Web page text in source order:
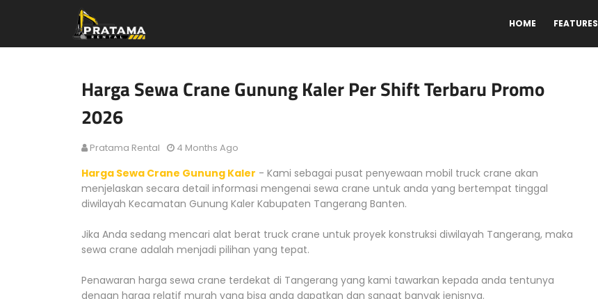
HOME FEATURES
Harga Sewa Crane Gunung Kaler Per Shift Terbaru Promo
2026
Pratama Rental 4 Months Ago
Harga Sewa Crane Gunung Kaler - Kami sebagai pusat penyewaan mobil truck crane akan
menjelaskan secara detail informasi mengenai sewa crane untuk anda yang bertempat tinggal
diwilayah Kecamatan Gunung Kaler Kabupaten Tangerang Banten.
Jika Anda sedang mencari alat berat truck crane untuk proyek konstruksi diwilayah Tangerang, maka
sewa crane adalah menjadi pilihan yang tepat.
Penawaran harga sewa crane terdekat di Tangerang yang kami tawarkan kepada anda tentunya
dengan harga relatif murah yang bisa anda dapatkan dan sangat banyak jenisnya.